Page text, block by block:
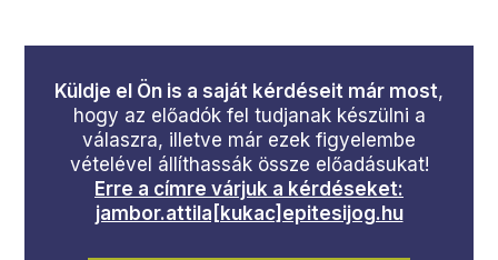
Küldje el Ön is a saját kérdéseit már most,
hogy az előadók fel tudjanak készülni a
válaszra, illetve már ezek figyelembe
vételével állíthassák össze előadásukat!
Erre a címre várjuk a kérdéseket:
jambor.attila[kukac]epitesijog.hu